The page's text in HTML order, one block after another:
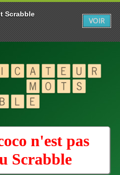
n'est pas
Scrabble
Scrabble
VOIR